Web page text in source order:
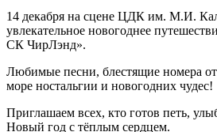
14 декабря на сцене ЦДК им. М.И.
увлекательное новогоднее
СК ЧирЛэнд».
Любимые песни, блестящие номера
море ностальгии и новогодних чудес!
Приглашаем всех, кто готов петь,
Новый год с тёплым сердцем.